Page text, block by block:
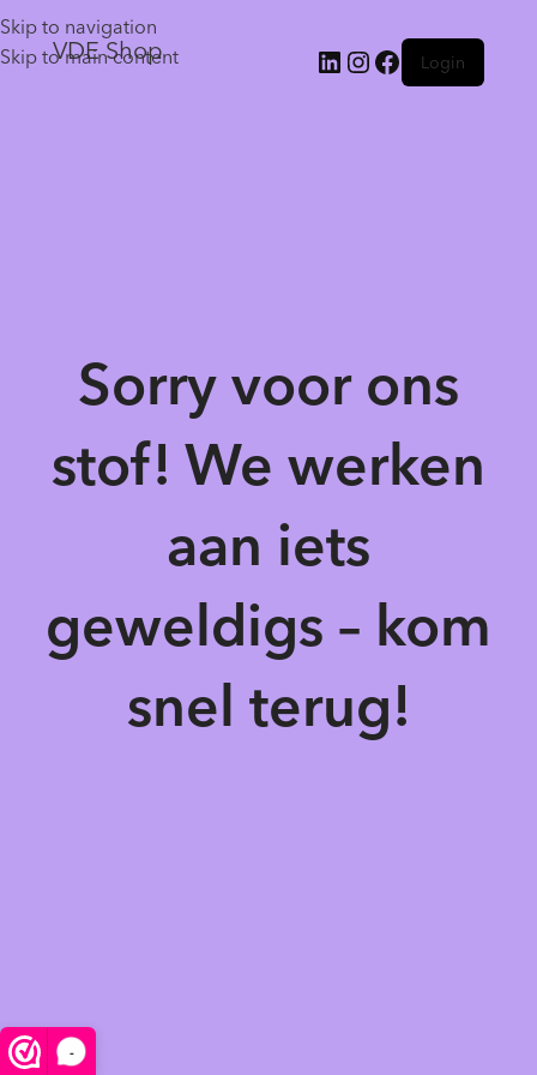
-
Skip to navigation
Skip to main content
VDE Shop Login
Sorry voor ons
stof! We werken
aan iets
geweldigs – kom
snel terug!